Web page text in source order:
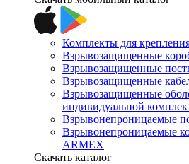
Комплекты для
Взрывозащищенные
Взрывозащищенные
Взрывозащищенные
Взрывозащищенные
индивидуальной
Взрывонепроницаемые
Взрывонепроницаемые
ARMEX
Скачать каталог